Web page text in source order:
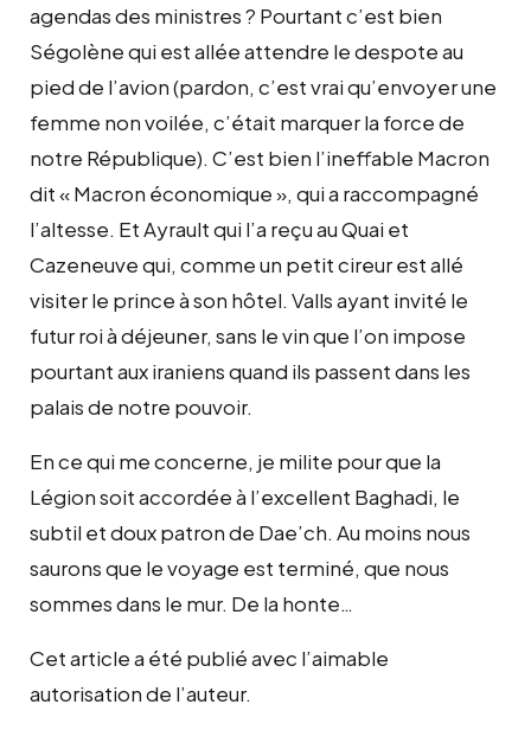
agendas des ministres ? Pourtant c’est bien
Ségolène qui est allée attendre le despote au
pied de l’avion (pardon, c’est vrai qu’envoyer une
femme non voilée, c’était marquer la force de
notre République). C’est bien l’ineffable Macron
dit « Macron économique », qui a raccompagné
l’altesse. Et Ayrault qui l’a reçu au Quai et
Cazeneuve qui, comme un petit cireur est allé
visiter le prince à son hôtel. Valls ayant invité le
futur roi à déjeuner, sans le vin que l’on impose
pourtant aux iraniens quand ils passent dans les
palais de notre pouvoir.
En ce qui me concerne, je milite pour que la
Légion soit accordée à l’excellent Baghadi, le
subtil et doux patron de Dae’ch. Au moins nous
saurons que le voyage est terminé, que nous
sommes dans le mur. De la honte…
Cet article a été publié avec l’aimable
autorisation de l’auteur.